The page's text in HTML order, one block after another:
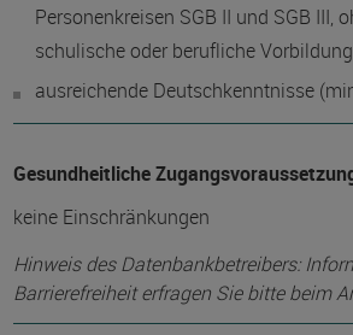
Personenkreisen SGB II und SGB III,
schulische oder berufliche Vorbildung
ausreichende Deutschkenntnisse
Gesundheitliche
keine Einschränkungen
Hinweis des Datenbankbetreibers:
Barrierefreiheit erfragen Sie bitte beim